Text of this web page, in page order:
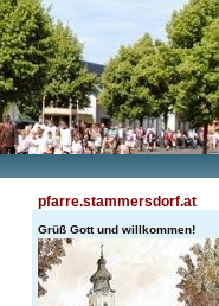
pfarre.stammersdorf.at
Grüß Gott und willkommen!